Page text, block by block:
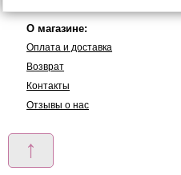
↑
О магазине:
Оплата и доставка
Возврат
Контакты
Отзывы о нас